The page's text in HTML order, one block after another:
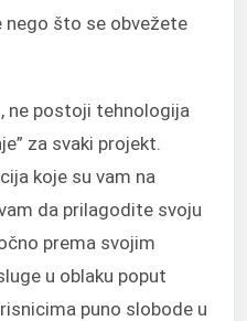
nego što se obvežete
ne postoji tehnologija
za svaki projekt.
koje su vam na
da prilagodite svoju
prema svojim
u oblaku poput
puno slobode u